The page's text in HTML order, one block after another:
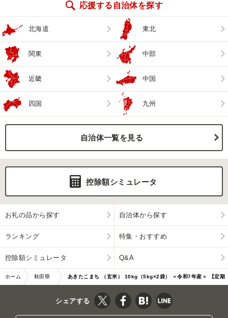
応援する自治体を探す
北海道 東北
関東 中部
近畿 中国
四国 九州
自治体一覧を見る
控除額シミュレータ
お礼の品から探す 自治体から探す
ランキング 特集・おすすめ
控除額シミュレータ Q&A
ホーム 秋田県 あきたこまち （玄米） 10kg（5kg×2袋） ＜令和7年産＞ 【定期
便3ヶ月】 「…|11460
シェアする